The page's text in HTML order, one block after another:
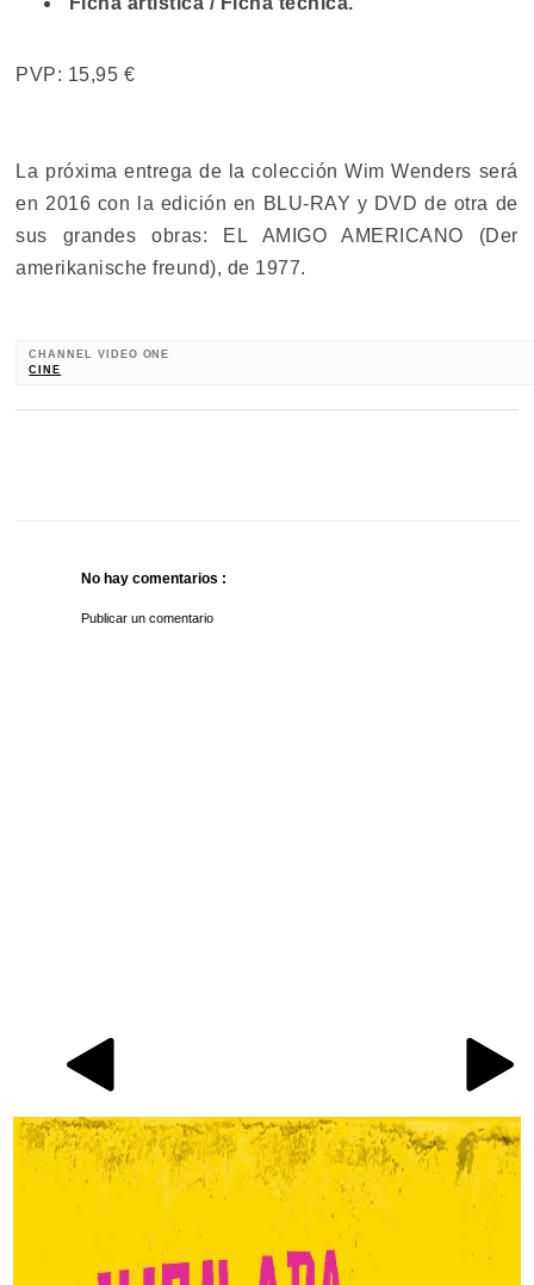
PVP: 15,95 €
La próxima entrega de la colección Wim Wenders será
en 2016 con la edición en BLU-RAY y DVD de otra de
sus grandes obras: EL AMIGO AMERICANO (Der
amerikanische freund), de 1977.
CHANNEL VIDEO ONE
CINE
No hay comentarios :
Publicar un comentario